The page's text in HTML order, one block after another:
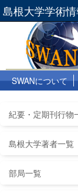
島根大学学術
SWANについて
紀要・定期刊行物
島根大学著者一覧
部局一覧